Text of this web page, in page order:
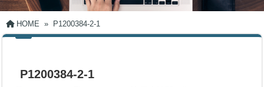
HOME » P1200384-2-1
P1200384-2-1